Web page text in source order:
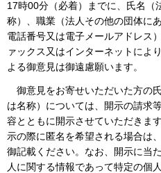
17時00分（必着）までに、氏名（
称）、職業（法人その他の団体に
電話番号又は電子メールアドレス
ァックス又はインターネットによ
よる御意見は御遠慮願います。
御意見をお寄せいただいた方の
は名称）については、開示の請求
容とともに開示させていただきま
示の際に匿名を希望される場合は
御記載ください。なお、開示に当
人に関する情報であって特定の個